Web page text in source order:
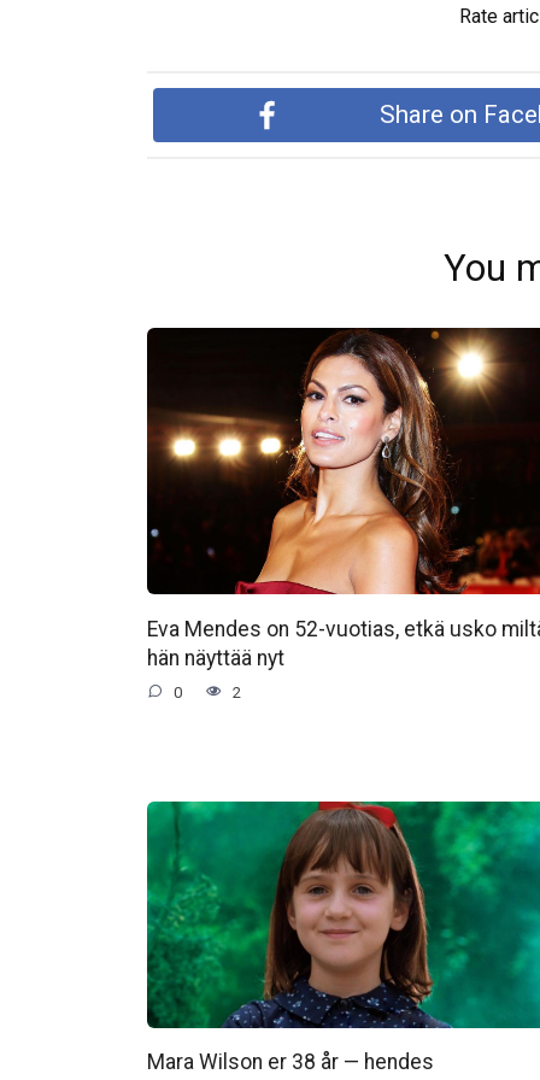
Rate
Share on
You
Eva Mendes on 52-vuotias, etkä usko
hän näyttää nyt
0 2
Mara Wilson er 38 år — hendes